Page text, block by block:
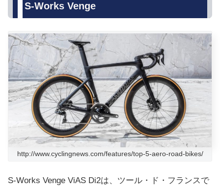
S-Works Venge
http://www.cyclingnews.com/features/top-5-aero-road-bikes/
S-Works Venge ViAS Di2は、ツール・ド・フランスで